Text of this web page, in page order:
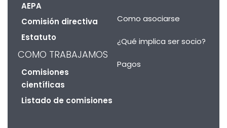
AEPA
Comisión directiva
Estatuto
COMO TRABAJAMOS
Comisiones
científicas
Listado de comisiones
Como asociarse
¿Qué implica ser socio?
Pagos